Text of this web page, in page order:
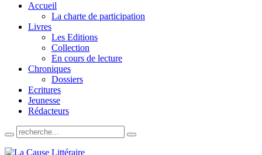
Accueil
La charte de participation
Livres
Les Editions
Collection
En cours de lecture
Chroniques
Dossiers
Ecritures
Jeunesse
Rédacteurs